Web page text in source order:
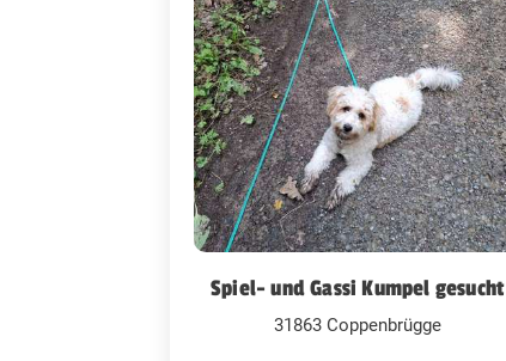
Spiel- und Gassi Kumpel gesucht
31863 Coppenbrügge